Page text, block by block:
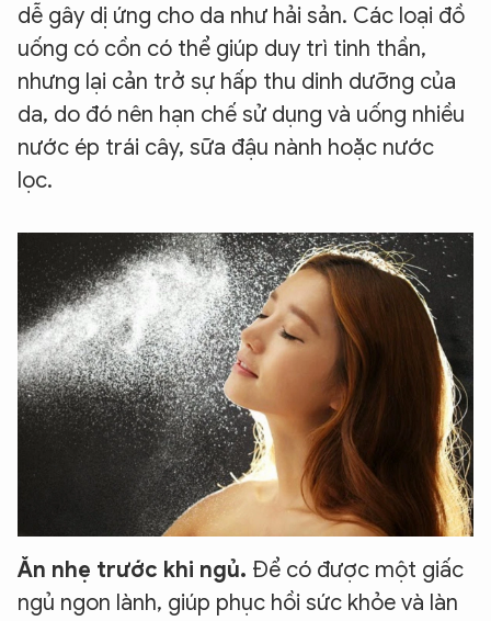
dễ gây dị ứng cho da như hải sản. Các loại đồ
uống có cồn có thể giúp duy trì tinh thần,
nhưng lại cản trở sự hấp thu dinh dưỡng của
da, do đó nên hạn chế sử dụng và uống nhiều
nước ép trái cây, sữa đậu nành hoặc nước
lọc.
Ăn nhẹ trước khi ngủ. Để có được một giấc
ngủ ngon lành, giúp phục hồi sức khỏe và làn